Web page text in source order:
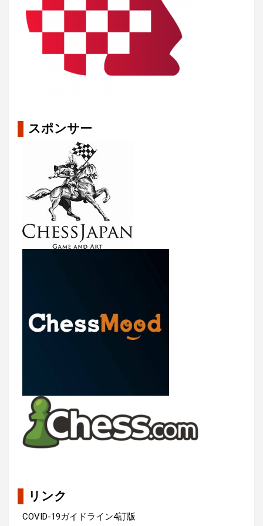
スポンサー
リンク
COVID-19ガイドライン4訂版